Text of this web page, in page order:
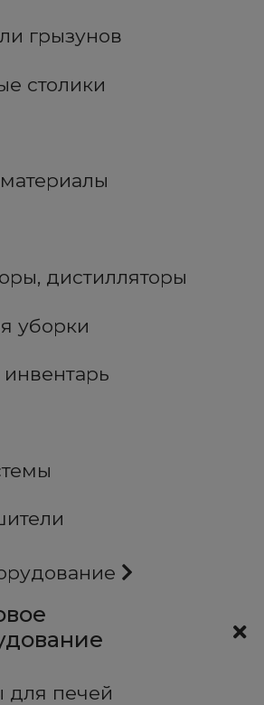
грызунов
столики
дистилляторы
уборки
для печей